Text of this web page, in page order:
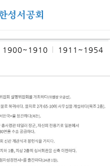
1900~1910 1911~1954